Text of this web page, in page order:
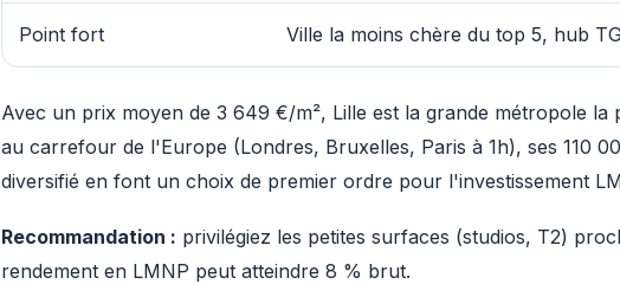
Point fort Ville la moins chère du top 5, hub
Avec un prix moyen de 3 649 €/m², Lille est la grande métropole
au carrefour de l'Europe (Londres, Bruxelles, Paris à 1h), ses 110
diversifié en font un choix de premier ordre pour l'investissement
Recommandation : privilégiez les petites surfaces (studios, T2)
rendement en LMNP peut atteindre 8 % brut.